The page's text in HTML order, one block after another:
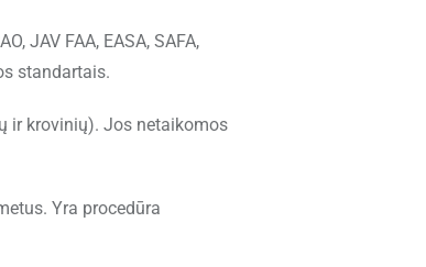
JAV FAA, EASA, SAFA,
standartais.
ir krovinių). Jos netaikomos
Yra procedūra